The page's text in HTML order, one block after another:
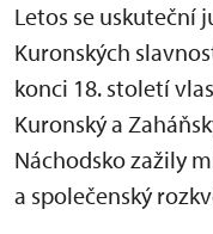
Letos se uskuteční
Kuronských
konci 18. století
Kuronský a
Náchodsko zažily
a společenský